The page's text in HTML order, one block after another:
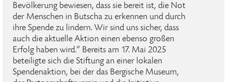
Bevölkerung bewiesen, dass sie bereit ist, die Not
der Menschen in Butscha zu erkennen und durch
ihre Spende zu lindern. Wir sind uns sicher, dass
auch die aktuelle Aktion einen ebenso großen
Erfolg haben wird.“ Bereits am 17. Mai 2025
beteiligte sich die Stiftung an einer lokalen
Spendenaktion, bei der das Bergische Museum,